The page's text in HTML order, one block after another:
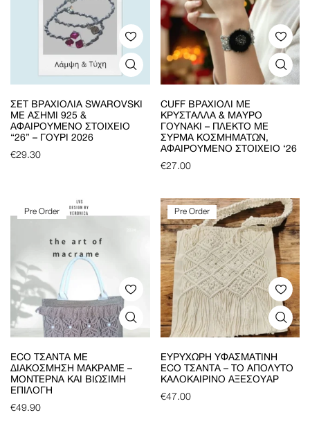
ΣΕΤ ΒΡΑΧΙΌΛΙΑ SWAROVSKI
ΜΕ ΑΣΉΜΙ 925 &
ΑΦΑΙΡΟΎΜΕΝΟ ΣΤΟΙΧΕΊΟ
“26” – ΓΟΎΡΙ 2026
€29.30
CUFF ΒΡΑΧΙΌΛΙ ΜΕ
ΚΡΎΣΤΑΛΛΑ & ΜΑΎΡΟ
ΓΟΥΝΆΚΙ – ΠΛΕΚΤΌ ΜΕ
ΣΎΡΜΑ ΚΟΣΜΗΜΆΤΩΝ,
ΑΦΑΙΡΟΎΜΕΝΟ ΣΤΟΙΧΕΊΟ ‘26
€27.00
Pre Order
ECO ΤΣΆΝΤΑ ΜΕ
ΔΙΑΚΌΣΜΗΣΗ ΜΑΚΡΑΜΈ –
ΜΟΝΤΈΡΝΑ ΚΑΙ ΒΙΏΣΙΜΗ
ΕΠΙΛΟΓΉ
€49.90
Pre Order
ΕΥΡΎΧΩΡΗ ΥΦΑΣΜΆΤΙΝΗ
ECO ΤΣΆΝΤΑ – ΤΟ ΑΠΌΛΥΤΟ
ΚΑΛΟΚΑΙΡΙΝΌ ΑΞΕΣΟΥΆΡ
€47.00